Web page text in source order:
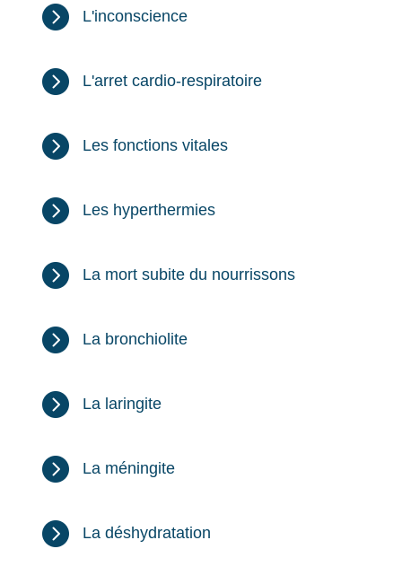
 L'inconscience
 L'arret cardio-respiratoire
 Les fonctions vitales
 Les hyperthermies
 La mort subite du nourrissons
 La bronchiolite
 La laringite
 La méningite
 La déshydratation